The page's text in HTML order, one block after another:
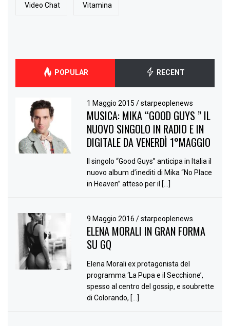
Video Chat Vitamina
POPULAR RECENT
1 Maggio 2015/ starpeoplenews
MUSICA: MIKA “GOOD GUYS ” IL
NUOVO SINGOLO IN RADIO E IN
DIGITALE DA VENERDÌ 1°MAGGIO
Il singolo “Good Guys” anticipa in Italia il
nuovo album d’inediti di Mika “No Place
in Heaven” atteso per il […]
9 Maggio 2016/ starpeoplenews
ELENA MORALI IN GRAN FORMA
SU GQ
Elena Morali ex protagonista del
programma ‘La Pupa e il Secchione’,
spesso al centro del gossip, e soubrette
di Colorando, […]